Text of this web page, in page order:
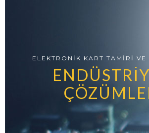
ELEKTRONİK KART TAMİRİ VE